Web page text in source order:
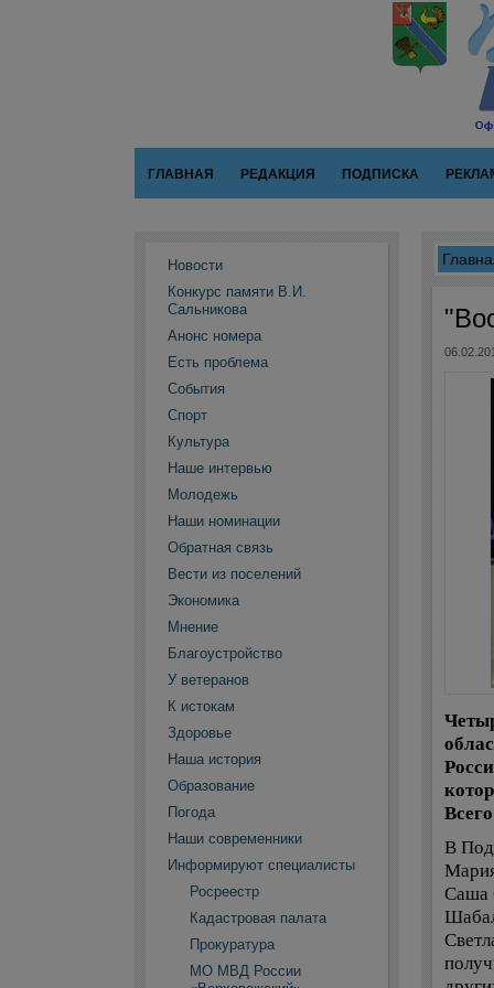
ГЛАВНАЯ РЕДАКЦИЯ ПОДПИСКА
Новости
Конкурс памяти В.И.
Сальникова
Анонс номера
Есть проблема
События
Спорт
Культура
Наше интервью
Молодежь
Наши номинации
Обратная связь
Вести из поселений
Экономика
Мнение
Благоустройство
У ветеранов
К истокам
Здоровье
Наша история
Образование
Погода
Наши современники
Информируют специалисты
Росреестр
Кадастровая палата
Прокуратура
МО МВД России
В
Саша